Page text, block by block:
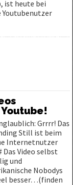
ist heute bei
Youtubenutzer
Grrrr! Das
Still ist beim
Internetnutzer
Video selbst
und
Nobodys
besser…(finden